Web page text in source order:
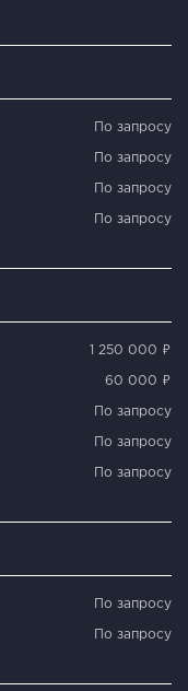
По запросу
По запросу
По запросу
По запросу
1 250 000 ₽
60 000 ₽
По запросу
По запросу
По запросу
По запросу
По запросу